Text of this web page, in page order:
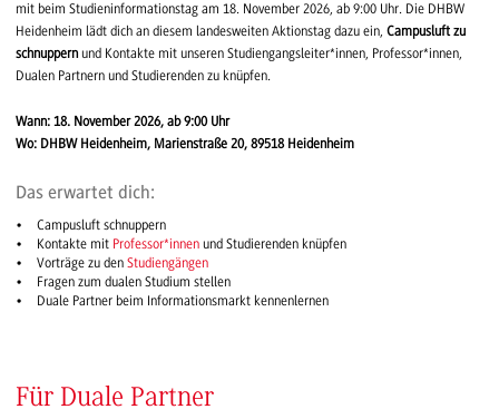
mit beim Studieninformationstag am 18. November 2026, ab 9:00 Uhr. Die DHBW
Heidenheim lädt dich an diesem landesweiten Aktionstag dazu ein, Campusluft zu
schnuppern und Kontakte mit unseren Studiengangsleiter*innen, Professor*innen,
Dualen Partnern und Studierenden zu knüpfen.
Wann: 18. November 2026, ab 9:00 Uhr
Wo: DHBW Heidenheim, Marienstraße 20, 89518 Heidenheim
Das erwartet dich:
Campusluft schnuppern
Kontakte mit Professor*innenund Studierenden knüpfen
Vorträge zu den Studiengängen
Fragen zum dualen Studium stellen
Duale Partner beim Informationsmarkt kennenlernen
Für Duale Partner